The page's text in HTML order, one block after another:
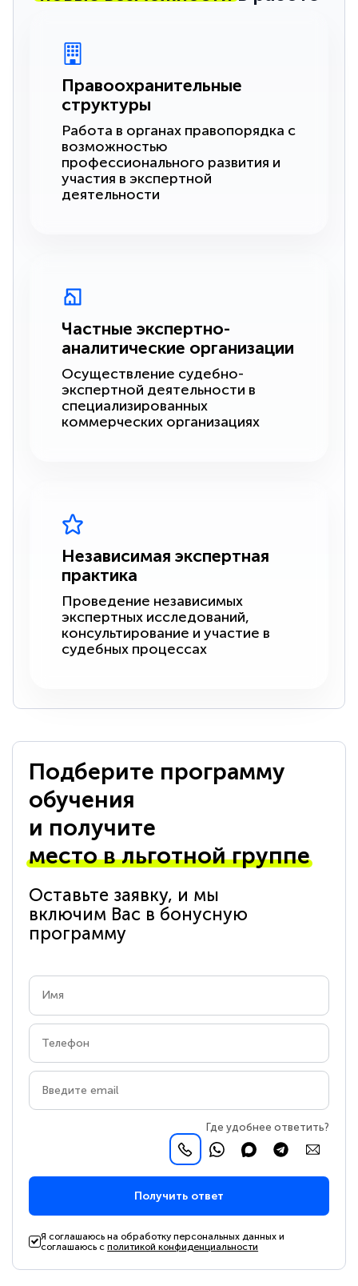
Правоохранительные
структуры
Работа в органах правопорядка с
возможностью
профессионального развития и
участия в экспертной
деятельности
Частные экспертно-
аналитические организации
Осуществление судебно-
экспертной деятельности в
специализированных
коммерческих организациях
Независимая экспертная
практика
Проведение независимых
экспертных исследований,
консультирование и участие в
судебных процессах
Подберите программу
обучения
и получите
место в льготной группе
Оставьте заявку, и мы
включим Вас в бонусную
программу
Где удобнее ответить?
Получить ответ
Я соглашаюсь на обработку персональных данных и
соглашаюсь сполитикой конфиденциальности